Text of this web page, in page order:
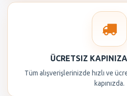
ÜCRETSIZ
Tüm alışverişlerinizde hızlı ve
kapınızda.